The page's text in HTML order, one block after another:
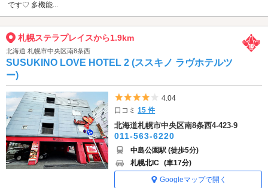
です♡ 多機能...
札幌ステラプレイスから1.9km
北海道 札幌市中央区南8条西
SUSUKINO LOVE HOTEL 2 (ススキノ ラヴホテルツ
ー)
5つ星のうち4
4.04
口コミ15 件
北海道札幌市中央区南8条西4-423-9
011-563-6220
中島公園駅 (徒歩5分)
札幌北IC (車17分)
Googleマップで開く